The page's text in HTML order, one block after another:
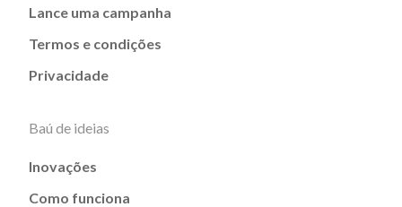
Lance uma campanha
Termos e condições
Privacidade
Baú de ideias
Inovações
Como funciona